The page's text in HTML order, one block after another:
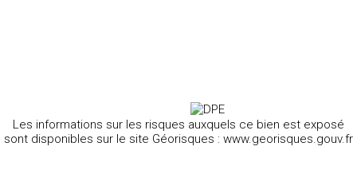
Les informations sur les risques auxquels ce bien est exposé
sont disponibles sur le site Géorisques : www.georisques.gouv.fr